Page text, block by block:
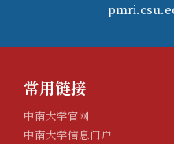
常用链接
中南大学官网
中南大学信息门户